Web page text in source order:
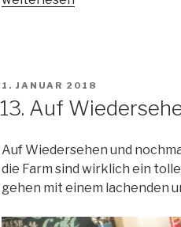
VERÖFFENTLICHT
AM
1. JANUAR 2018
13. Auf
Auf Wiedersehen und
die Farm sind wirklich ein
gehen mit einem lachenden